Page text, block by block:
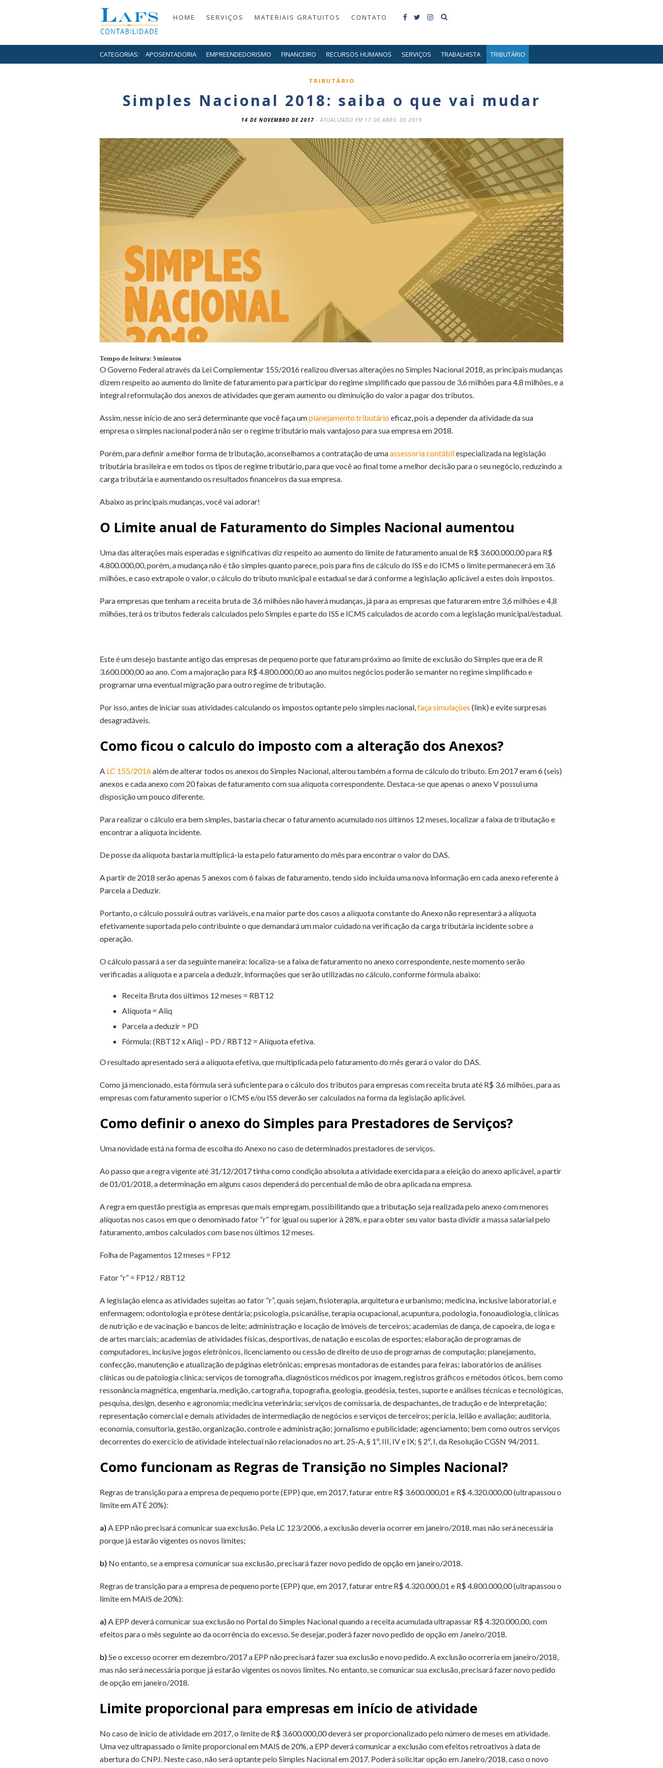
HOME SERVIÇOS MATERIAIS GRATUITOS CONTATO
CATEGORIAS: APOSENTADORIA EMPREENDEDORISMO FINANCEIRO RECURSOS HUMANOS SERVIÇOS TRABALHISTA TRIBUTÁRIO
TRIBUTÁRIO
Simples Nacional 2018: saiba o que vai mudar
14 DE NOVEMBRO DE 2017 - ATUALIZADO EM 17 DE ABRIL DE 2019
Tempo de leitura:5minutos
O Governo Federal através da Lei Complementar 155/2016 realizou diversas alterações no Simples Nacional 2018, as principais mudanças
dizem respeito ao aumento do limite de faturamento para participar do regime simplificado que passou de 3,6 milhões para 4,8 milhões, e a
integral reformulação dos anexos de atividades que geram aumento ou diminuição do valor a pagar dos tributos.
Assim, nesse início de ano será determinante que você faça umplanejamento tributárioeficaz, pois a depender da atividade da sua
empresa o simples nacional poderá não ser o regime tributário mais vantajoso para sua empresa em 2018.
Porém, para definir a melhor forma de tributação, aconselhamos a contratação de umaassessoria contábilespecializada na legislação
tributária brasileira e em todos os tipos de regime tributário, para que você ao final tome a melhor decisão para o seu negócio, reduzindo a
carga tributária e aumentando os resultados financeiros da sua empresa.
Abaixo as principais mudanças, você vai adorar!
O Limite anual de Faturamento do Simples Nacional aumentou
Uma das alterações mais esperadas e significativas diz respeito ao aumento do limite de faturamento anual de R$ 3.600.000,00 para R$
4.800.000,00, porém, a mudança não é tão simples quanto parece, pois para fins de cálculo do ISS e do ICMS o limite permanecerá em 3,6
milhões, e caso extrapole o valor, o cálculo do tributo municipal e estadual se dará conforme a legislação aplicável a estes dois impostos.
Para empresas que tenham a receita bruta de 3,6 milhões não haverá mudanças, já para as empresas que faturarem entre 3,6 milhões e 4,8
milhões, terá os tributos federais calculados pelo Simples e parte do ISS e ICMS calculados de acordo com a legislação municipal/estadual.
Este é um desejo bastante antigo das empresas de pequeno porte que faturam próximo ao limite de exclusão do Simples que era de R
3.600.000,00 ao ano. Com a majoração para R$ 4.800.000,00 ao ano muitos negócios poderão se manter no regime simplificado e
programar uma eventual migração para outro regime de tributação.
Por isso, antes de iniciar suas atividades calculando os impostos optante pelo simples nacional, faça simulações (link) e evite surpresas
desagradáveis.
Como ficou o calculo do imposto com a alteração dos Anexos?
A LC 155/2016além de alterar todos os anexos do Simples Nacional, alterou também a forma de cálculo do tributo. Em 2017 eram 6 (seis)
anexos e cada anexo com 20 faixas de faturamento com sua alíquota correspondente. Destaca-se que apenas o anexo V possui uma
disposição um pouco diferente.
Para realizar o cálculo era bem simples, bastaria checar o faturamento acumulado nos últimos 12 meses, localizar a faixa de tributação e
encontrar a alíquota incidente.
De posse da alíquota bastaria multiplicá-la esta pelo faturamento do mês para encontrar o valor do DAS.
A partir de 2018 serão apenas 5 anexos com 6 faixas de faturamento, tendo sido incluída uma nova informação em cada anexo referente à
Parcela a Deduzir.
Portanto, o cálculo possuirá outras variáveis, e na maior parte dos casos a alíquota constante do Anexo não representará a alíquota
efetivamente suportada pelo contribuinte o que demandará um maior cuidado na verificação da carga tributária incidente sobre a
operação.
O cálculo passará a ser da seguinte maneira: localiza-se a faixa de faturamento no anexo correspondente, neste momento serão
verificadas a alíquota e a parcela a deduzir, informações que serão utilizadas no cálculo, conforme fórmula abaixo:
Receita Bruta dos últimos 12 meses = RBT12
Alíquota = Aliq
Parcela a deduzir = PD
Fórmula: (RBT12 x Aliq) – PD / RBT12 = Alíquota efetiva.
O resultado apresentado será a alíquota efetiva, que multiplicada pelo faturamento do mês gerará o valor do DAS.
Como já mencionado, esta fórmula será suficiente para o cálculo dos tributos para empresas com receita bruta até R$ 3,6 milhões, para as
empresas com faturamento superior o ICMS e/ou ISS deverão ser calculados na forma da legislação aplicável.
Como definir o anexo do Simples para Prestadores de Serviços?
Uma novidade está na forma de escolha do Anexo no caso de determinados prestadores de serviços.
Ao passo que a regra vigente até 31/12/2017 tinha como condição absoluta a atividade exercida para a eleição do anexo aplicável, a partir
de 01/01/2018, a determinação em alguns casos dependerá do percentual de mão de obra aplicada na empresa.
A regra em questão prestigia as empresas que mais empregam, possibilitando que a tributação seja realizada pelo anexo com menores
alíquotas nos casos em que o denominado fator “r” for igual ou superior à 28%, e para obter seu valor basta dividir a massa salarial pelo
faturamento, ambos calculados com base nos últimos 12 meses.
Folha de Pagamentos 12 meses = FP12
Fator “r” = FP12 / RBT12
A legislação elenca as atividades sujeitas ao fator “r”, quais sejam, fisioterapia, arquitetura e urbanismo; medicina, inclusive laboratorial, e
enfermagem; odontologia e prótese dentária; psicologia, psicanálise, terapia ocupacional, acupuntura, podologia, fonoaudiologia, clínicas
de nutrição e de vacinação e bancos de leite; administração e locação de imóveis de terceiros; academias de dança, de capoeira, de ioga e
de artes marciais; academias de atividades físicas, desportivas, de natação e escolas de esportes; elaboração de programas de
computadores, inclusive jogos eletrônicos, licenciamento ou cessão de direito de uso de programas de computação; planejamento,
confecção, manutenção e atualização de páginas eletrônicas; empresas montadoras de estandes para feiras; laboratórios de análises
clínicas ou de patologia clínica; serviços de tomografia, diagnósticos médicos por imagem, registros gráficos e métodos óticos, bem como
ressonância magnética, engenharia, medição, cartografia, topografia, geologia, geodésia, testes, suporte e análises técnicas e tecnológicas,
pesquisa, design, desenho e agronomia; medicina veterinária; serviços de comissaria, de despachantes, de tradução e de interpretação;
representação comercial e demais atividades de intermediação de negócios e serviços de terceiros; perícia, leilão e avaliação; auditoria,
economia, consultoria, gestão, organização, controle e administração; jornalismo e publicidade; agenciamento; bem como outros serviços
decorrentes do exercício de atividade intelectual não relacionados no art. 25-A, § 1º, III, IV e IX; § 2º, I, da Resolução CGSN 94/2011.
Como funcionam as Regras de Transição no Simples Nacional?
Regras de transição para a empresa de pequeno porte (EPP) que, em 2017, faturar entre R$ 3.600.000,01 e R$ 4.320.000,00 (ultrapassou o
limite em ATÉ 20%):
a) A EPP não precisará comunicar sua exclusão. Pela LC 123/2006, a exclusão deveria ocorrer em janeiro/2018, mas não será necessária
porque já estarão vigentes os novos limites;
b) No entanto, se a empresa comunicar sua exclusão, precisará fazer novo pedido de opção em janeiro/2018.
Regras de transição para a empresa de pequeno porte (EPP) que, em 2017, faturar entre R$ 4.320.000,01 e R$ 4.800.000,00 (ultrapassou o
limite em MAIS de 20%):
a) A EPP deverá comunicar sua exclusão no Portal do Simples Nacional quando a receita acumulada ultrapassar R$ 4.320.000,00, com
efeitos para o mês seguinte ao da ocorrência do excesso. Se desejar, poderá fazer novo pedido de opção em Janeiro/2018.
b) Se o excesso ocorrer em dezembro/2017 a EPP não precisará fazer sua exclusão e novo pedido. A exclusão ocorreria em janeiro/2018,
mas não será necessária porque já estarão vigentes os novos limites. No entanto, se comunicar sua exclusão, precisará fazer novo pedido
de opção em janeiro/2018.
Limite proporcional para empresas em início de atividade
No caso de início de atividade em 2017, o limite de R$ 3.600.000,00 deverá ser proporcionalizado pelo número de meses em atividade.
Uma vez ultrapassado o limite proporcional em MAIS de 20%, a EPP deverá comunicar a exclusão com efeitos retroativos à data de
abertura do CNPJ. Neste caso, não será optante pelo Simples Nacional em 2017. Poderá solicitar opção em Janeiro/2018, caso o novo